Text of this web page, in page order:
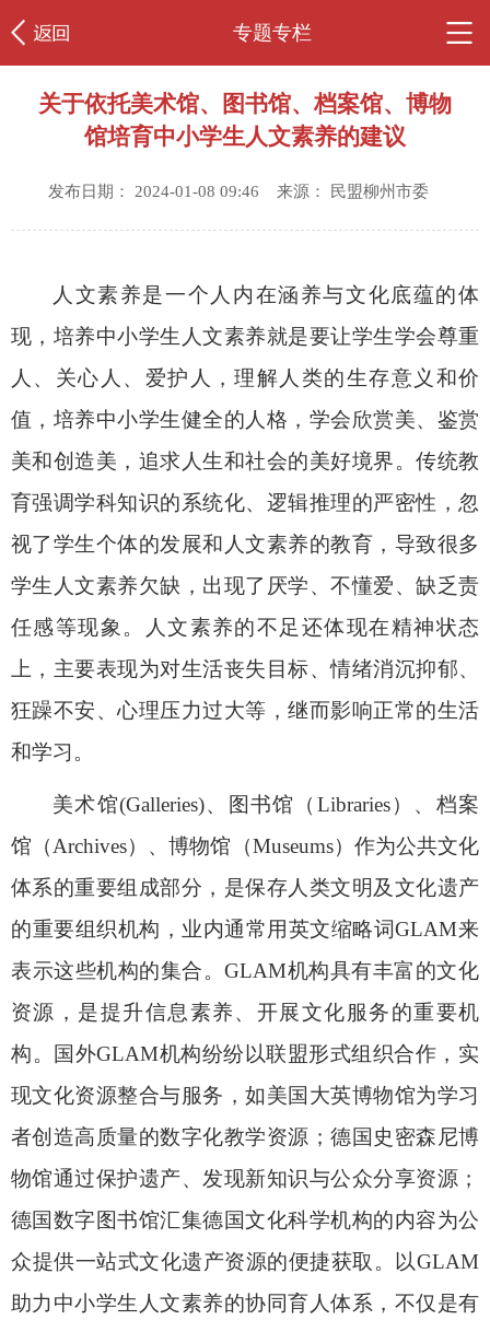
专题专栏
关于依托美术馆、图书馆、档案馆、博物
馆培育中小学生人文素养的建议
发布日期： 2024-01-08 09:46 来源： 民盟柳州市委
人文素养是一个人内在涵养与文化底蕴的体
现，培养中小学生人文素养就是要让学生学会尊重
人、关心人、爱护人，理解人类的生存意义和价
值，培养中小学生健全的人格，学会欣赏美、鉴赏
美和创造美，追求人生和社会的美好境界。传统教
育强调学科知识的系统化、逻辑推理的严密性，忽
视了学生个体的发展和人文素养的教育，导致很多
学生人文素养欠缺，出现了厌学、不懂爱、缺乏责
任感等现象。人文素养的不足还体现在精神状态
上，主要表现为对生活丧失目标、情绪消沉抑郁、
狂躁不安、心理压力过大等，继而影响正常的生活
和学习。
美术馆(Galleries)、图书馆（ Libraries）、档案
馆（Archives）、博物馆（Museums）作为公共文化
体系的重要组成部分，是保存人类文明及文化遗产
的重要组织机构，业内通常用英文缩略词GLAM来
表示这些机构的集合。GLAM机构具有丰富的文化
资源，是提升信息素养、开展文化服务的重要机
构。国外GLAM机构纷纷以联盟形式组织合作，实
现文化资源整合与服务，如美国大英博物馆为学习
者创造高质量的数字化教学资源；德国史密森尼博
物馆通过保护遗产、发现新知识与公众分享资源；
德国数字图书馆汇集德国文化科学机构的内容为公
众提供一站式文化遗产资源的便捷获取。以GLAM
助力中小学生人文素养的协同育人体系，不仅是有